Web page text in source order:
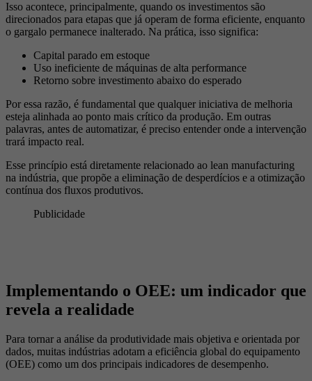
Isso acontece, principalmente, quando os investimentos são
direcionados para etapas que já operam de forma eficiente, enquanto
o gargalo permanece inalterado. Na prática, isso significa:
Capital parado em estoque
Uso ineficiente de máquinas de alta performance
Retorno sobre investimento abaixo do esperado
Por essa razão, é fundamental que qualquer iniciativa de melhoria
esteja alinhada ao ponto mais crítico da produção. Em outras
palavras, antes de automatizar, é preciso entender onde a intervenção
trará impacto real.
Esse princípio está diretamente relacionado ao lean manufacturing
na indústria, que propõe a eliminação de desperdícios e a otimização
contínua dos fluxos produtivos.
Publicidade
Implementando o OEE: um indicador que
revela a realidade
Para tornar a análise da produtividade mais objetiva e orientada por
dados, muitas indústrias adotam a eficiência global do equipamento
(OEE) como um dos principais indicadores de desempenho.